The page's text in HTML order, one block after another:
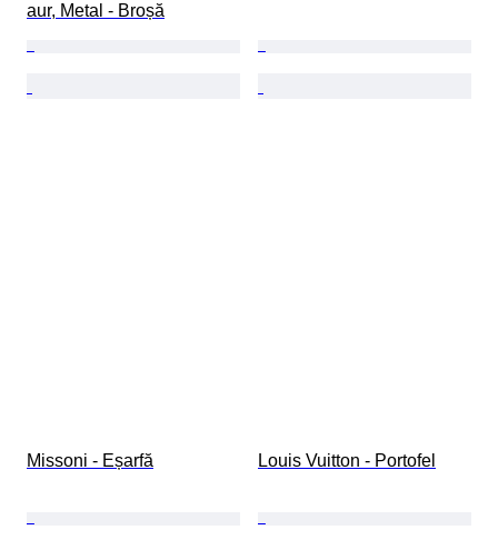
aur, Metal - Broșă
Missoni - Eșarfă Louis Vuitton - Portofel